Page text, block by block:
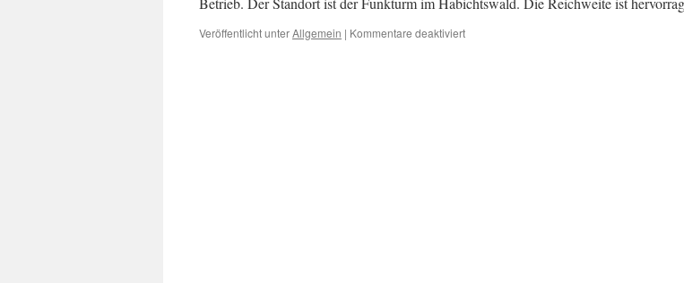
Veröffentlicht unterAllgemein | Kommentare deaktiviertfür